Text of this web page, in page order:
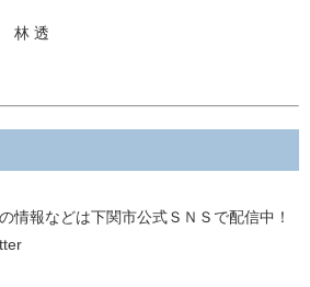
林 透
情報などは下関市公式ＳＮＳで配信中！